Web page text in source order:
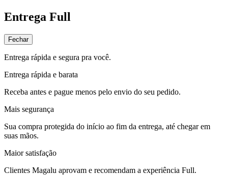
Entrega Full
Fechar
Entrega rápida e segura pra você.
Entrega rápida e barata
Receba antes e pague menos pelo envio do seu pedido.
Mais segurança
Sua compra protegida do início ao fim da entrega, até chegar em
suas mãos.
Maior satisfação
Clientes Magalu aprovam e recomendam a experiência Full.